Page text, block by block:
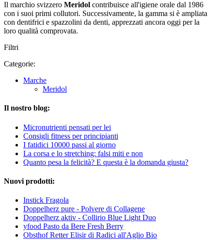
Il marchio svizzero Meridol contribuisce all'igiene orale dal 1986
con i suoi primi collutori. Successivamente, la gamma si è ampliata
con dentifrici e spazzolini da denti, apprezzati ancora oggi per la
loro qualità comprovata.
Filtri
Categorie:
Marche
Meridol
Il nostro blog:
Micronutrienti pensati per lei
Consigli fitness per principianti
I fatidici 10000 passi al giorno
La corsa e lo stretching: falsi miti e non
Quanto pesa la felicità? E questa è la domanda giusta?
Nuovi prodotti:
Instick Fragola
Doppelherz pure - Polvere di Collagene
Doppelherz aktiv - Collirio Blue Light Duo
yfood Pasto da Bere Fresh Berry
Obsthof Retter Elisir di Radici all'Aglio Bio